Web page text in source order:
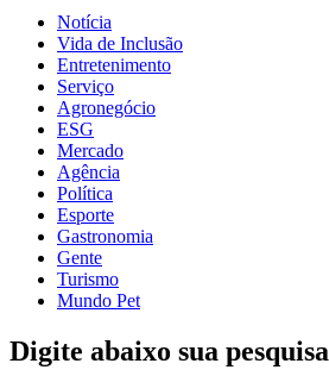
Notícia
Vida de Inclusão
Entretenimento
Serviço
Agronegócio
ESG
Mercado
Agência
Política
Esporte
Gastronomia
Gente
Turismo
Mundo Pet
Digite abaixo sua pesquisa